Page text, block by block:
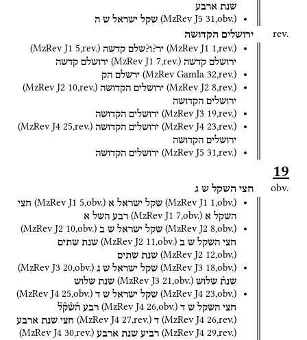
שנת ארבע
(MzRev J5 31,obv.) שקל ישראל ש ה
rev. ירושלים הקדושה
(MzRev J1 1,rev.) יר?ו?שלם קדשה (MzRev J1 5,rev.)
ירושלם קדשה (MzRev J1 7,rev.) ירושלם קדשה
(MzRev Gamla 32,rev.) ירשלם הק
(MzRev J2 8,rev.) ירושלים הקדושה (MzRev J2 10,rev.)
ירושלים הקדושה
(MzRev J3 19,rev.) ירושלים הקדושה
(MzRev J4 23,rev.) ירושלים הקדושה (MzRev J4 25,rev.)
ירושלים הקדושה
(MzRev J5 31,rev.) ירושלים הקדושה
19
obv. חצי השקל ש ג
(MzRev J1 1,obv.) שקל ישראל א (MzRev J1 5,obv.)
חצי
השקל א (MzRev J1 7,obv.) רבע השל א
(MzRev J2 8,obv.) שקל ישראל ש ב (MzRev J2 10,obv.)
חצי השקל ש ב (MzRev J2 11,obv.) שנת שתים
(MzRev J2 12,obv.) שנת שתים
(MzRev J3 18,obv.) שקל ישראל ש ג (MzRev J3 20,obv.)
שנת֯ שלוש (MzRev J3 21,obv.) שנת שלוש
(MzRev J4 23,obv.) שקל ישראל ש ד (MzRev J4 25,obv.)
חצי השקל ש ד (MzRev J4 26,obv.) רבע ה֯ש֯ק֯ל֯
(MzRev J4 26,rev.) ד (MzRev J4 27,rev.) חצי שנת ארבע
(MzRev J4 29,rev.) רביע שנת ארבע (MzRev J4 30,rev.)